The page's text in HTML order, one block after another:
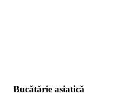
Bucătărie asiatică